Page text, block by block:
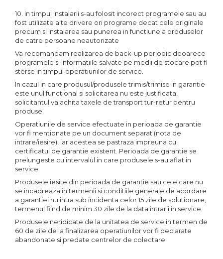
10. in timpul instalarii s-au folosit incorect programele sau au
fost utilizate alte drivere ori programe decat cele originale
precum si instalarea sau punerea in functiune a produselor
de catre persoane neautorizate
Va recomandam realizarea de back-up periodic deoarece
programele si informatiile salvate pe medii de stocare pot fi
sterse in timpul operatiunilor de service.
In cazul in care produsul/produsele trimis/trimise in garantie
este unul functional si solicitarea nu este justificata,
solicitantul va achita taxele de transport tur-retur pentru
produse.
Operatiunile de service efectuate in perioada de garantie
vor fi mentionate pe un document separat (nota de
intrare/iesire), iar acestea se pastraza impreuna cu
certificatul de garantie existent. Perioada de garantie se
prelungeste cu intervalul in care produsele s-au aflat in
service.
Produsele iesite din perioada de garantie sau cele care nu
se incadreaza in termenii si conditiile generale de acordare
a garantiei nu intra sub incidenta celor 15 zile de solutionare,
termenul fiind de minim 30 zile de la data intrarii in service.
Produsele neridicate de la unitatea de service in termen de
60 de zile de la finalizarea operatiunilor vor fi declarate
abandonate si predate centrelor de colectare.